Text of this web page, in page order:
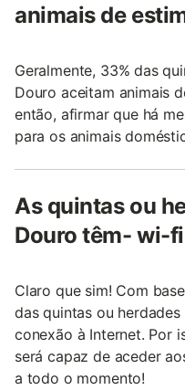
animais de
Geralmente, 33% das
Douro aceitam animais
então, afirmar que há
para os animais
As quintas ou
Douro têm- wi-
Claro que sim! Com
das quintas ou
conexão à Internet. Por
será capaz de aceder
a todo o momento!